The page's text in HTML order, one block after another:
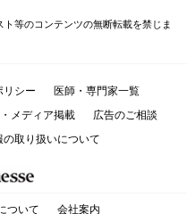
等のコンテンツの無断転載を禁じま
リシー
医師・専門家一覧
メディア掲載
広告のご相談
取り扱いについて
ついて 会社案内